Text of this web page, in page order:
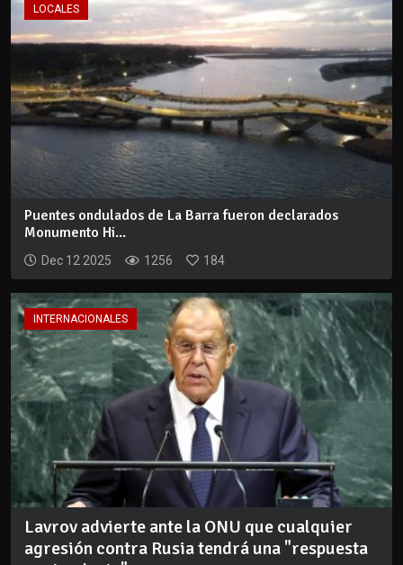
LOCALES
Puentes ondulados de La Barra fueron declarados
Monumento Hi...
Dec 12 2025 1256 184
INTERNACIONALES
Lavrov advierte ante la ONU que cualquier
agresión contra Rusia tendrá una "respuesta